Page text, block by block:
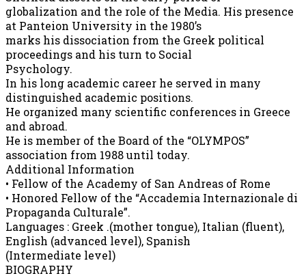
globalization and the role of the Media. His presence
at Panteion University in the 1980’s
marks his dissociation from the Greek political
proceedings and his turn to Social
Psychology.
In his long academic career he served in many
distinguished academic positions.
He organized many scientific conferences in Greece
and abroad.
He is member of the Board of the “OLYMPOS”
association from 1988 until today.
Additional Information
• Fellow of the Academy of San Andreas of Rome
• Honored Fellow of the “Accademia Internazionale di
Propaganda Culturale”.
Languages : Greek .(mother tongue), Italian (fluent),
English (advanced level), Spanish
(Intermediate level)
BIOGRAPHY